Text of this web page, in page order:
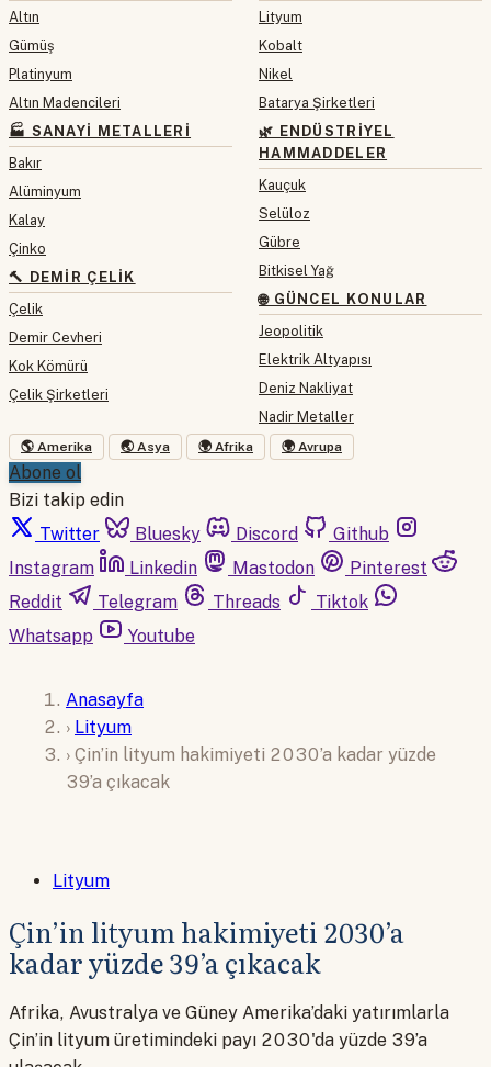
Altın
Gümüş
Platinyum
Altın Madencileri
🏭 SANAYI METALLERI
Bakır
Alüminyum
Kalay
Çinko
🔨 DEMIR ÇELIK
Çelik
Demir Cevheri
Kok Kömürü
Çelik Şirketleri
Lityum
Kobalt
Nikel
Batarya Şirketleri
🌿 ENDÜSTRIYEL
HAMMADDELER
Kauçuk
Selüloz
Gübre
Bitkisel Yağ
🌐 GÜNCEL KONULAR
Jeopolitik
Elektrik Altyapısı
Deniz Nakliyat
Nadir Metaller
🌎 Amerika 🌏 Asya 🌍 Afrika 🌍 Avrupa
Abone ol
Bizi takip edin
Twitter
Bluesky Discord
Github
Instagram
Linkedin Mastodon
Pinterest
Reddit
Telegram Threads
Tiktok
Whatsapp
Youtube
Anasayfa
› Lityum
› Çin’in lityum hakimiyeti 2030’a kadar yüzde
39’a çıkacak
Lityum
Çin’in lityum hakimiyeti 2030’a
kadar yüzde 39’a çıkacak
Afrika, Avustralya ve Güney Amerika’daki yatırımlarla
Çin’in lityum üretimindeki payı 2030'da yüzde 39’a